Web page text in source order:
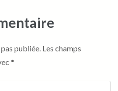
publiée. Les champs
*